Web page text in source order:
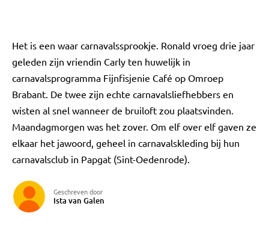
Het is een waar carnavalssprookje. Ronald vroeg drie jaar
geleden zijn vriendin Carly ten huwelijk in
carnavalsprogramma Fijnfisjenie Café op Omroep
Brabant. De twee zijn echte carnavalsliefhebbers en
wisten al snel wanneer de bruiloft zou plaatsvinden.
Maandagmorgen was het zover. Om elf over elf gaven ze
elkaar het jawoord, geheel in carnavalskleding bij hun
carnavalsclub in Papgat (Sint-Oedenrode).
Geschreven door
Ista van Galen